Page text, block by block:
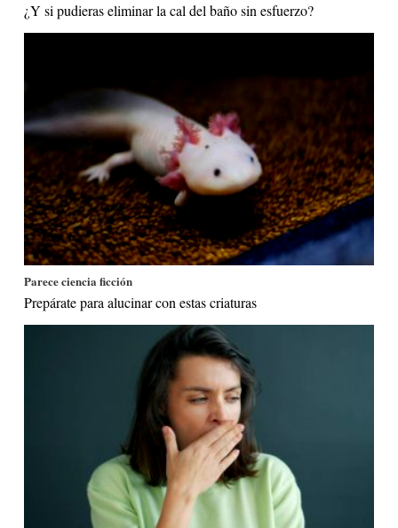
¿Y si pudieras eliminar la cal del baño sin esfuerzo?
Parece ciencia ficción
Prepárate para alucinar con estas criaturas